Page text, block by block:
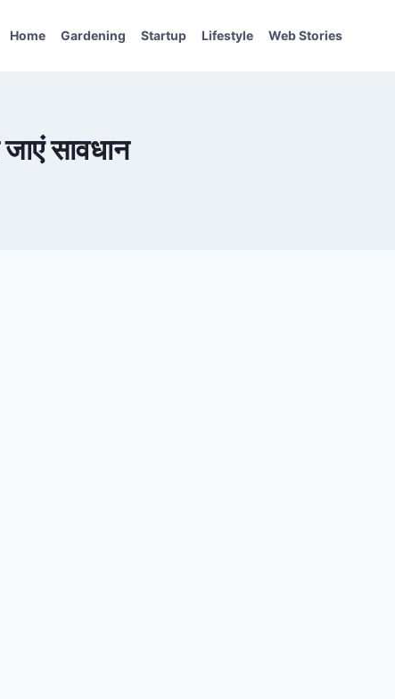
Home Gardening Startup Lifestyle Web Stories
सावधान